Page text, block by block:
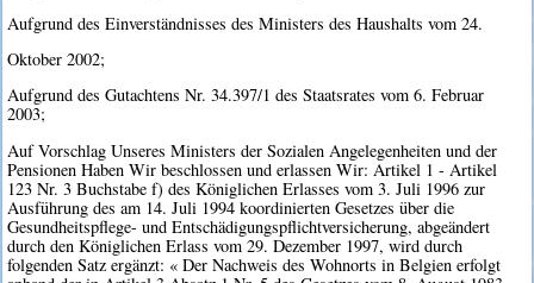
Aufgrund des Einverständnisses des Ministers des Haushalts vom 24.
Oktober 2002;
Aufgrund des Gutachtens Nr. 34.397/1 des Staatsrates vom 6. Februar
2003;
Auf Vorschlag Unseres Ministers der Sozialen Angelegenheiten und der
Pensionen Haben Wir beschlossen und erlassen Wir: Artikel 1 - Artikel
123 Nr. 3 Buchstabe f) des Königlichen Erlasses vom 3. Juli 1996 zur
Ausführung des am 14. Juli 1994 koordinierten Gesetzes über die
Gesundheitspflege- und Entschädigungspflichtversicherung, abgeändert
durch den Königlichen Erlass vom 29. Dezember 1997, wird durch
folgenden Satz ergänzt: « Der Nachweis des Wohnorts in Belgien erfolgt